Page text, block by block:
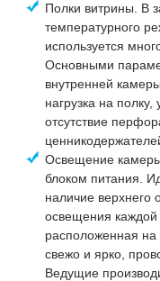
Полки витрины. В
температурного
используется
Основными
внутренней
нагрузка на
отсутствие
Освещение
блоком питания.
наличие верхнего
освещения каждой
расположенная на
свежо и ярко,
Ведущие